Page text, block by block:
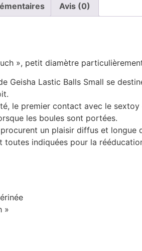
Avis (0)
», petit diamètre
Geisha Lastic Balls Small se
le premier contact avec le
les boules sont portées.
un plaisir diffus et
toutes indiquées pour la
»